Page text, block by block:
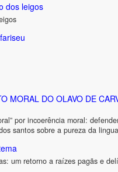
dos leigos
MORAL DO OLAVO DE
por incoerência moral:
santos sobre a pureza da
um retorno a raízes pagãs e